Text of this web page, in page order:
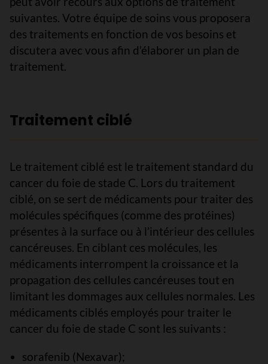
suivantes. Votre équipe de soins vous proposera
des traitements en fonction de vos besoins et
discutera avec vous afin d’élaborer un plan de
traitement.
Traitement ciblé
Le traitement ciblé est le traitement standard du
cancer du foie de stade C. Lors du traitement
ciblé, on se sert de médicaments pour traiter des
molécules spécifiques (comme des protéines)
présentes à la surface ou à l’intérieur des cellules
cancéreuses. En ciblant ces molécules, les
médicaments interrompent la croissance et la
propagation des cellules cancéreuses tout en
limitant les dommages aux cellules normales. Les
médicaments ciblés employés pour traiter le
cancer du foie de stade C sont les suivants :
sorafenib (Nexavar);